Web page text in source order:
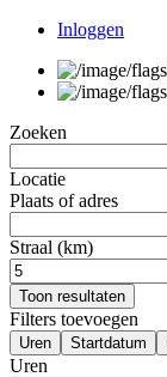
Inloggen
Zoeken
Locatie
Plaats of adres
Straal (km)
Toon resultaten
Filters toevoegen
Uren Startdatum
Uren